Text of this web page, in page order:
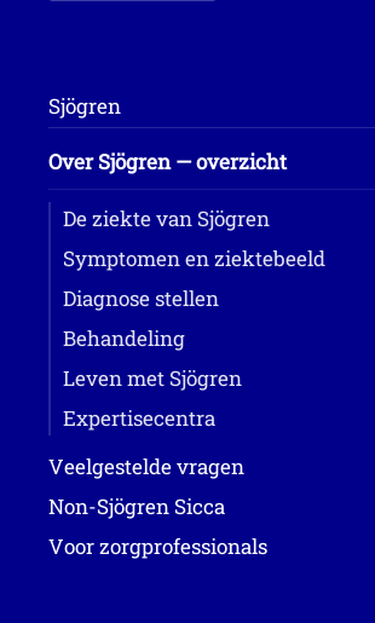
Sjögren
Over Sjögren — overzicht
De ziekte van Sjögren
Symptomen en ziektebeeld
Diagnose stellen
Behandeling
Leven met Sjögren
Expertisecentra
Veelgestelde vragen
Non-Sjögren Sicca
Voor zorgprofessionals